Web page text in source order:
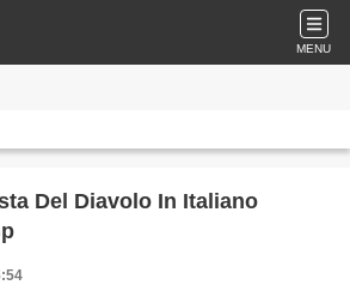
MENU
Del Diavolo In Italiano